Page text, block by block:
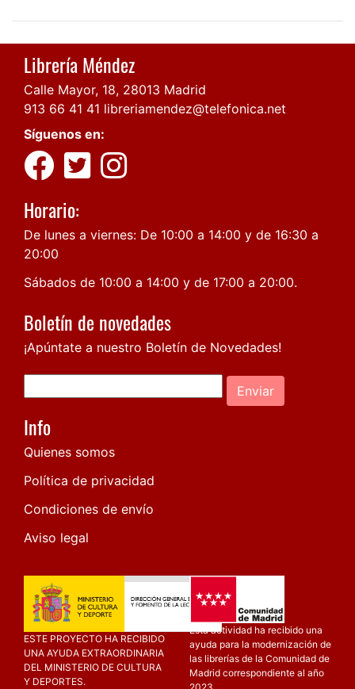
Librería Méndez
Calle Mayor, 18, 28013 Madrid
913 66 41 41 libreriamendez@telefonica.net
Síguenos en:
Horario:
De lunes a viernes: De 10:00 a 14:00 y de 16:30 a
20:00
Sábados de 10:00 a 14:00 y de 17:00 a 20:00.
Boletín de novedades
¡Apúntate a nuestro Boletín de Novedades!
Enviar
Info
Quienes somos
Política de privacidad
Condiciones de envío
Aviso legal
ESTE PROYECTO HA RECIBIDO
UNA AYUDA EXTRAORDINARIA
DEL MINISTERIO DE CULTURA
Y DEPORTES.
Esta actividad ha recibido una
ayuda para la modernización de
las librerías de la Comunidad de
Madrid correspondiente al año